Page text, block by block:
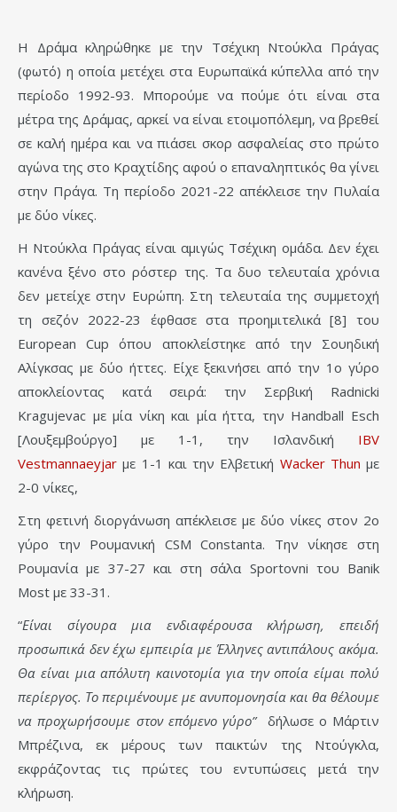
Η Δράμα κληρώθηκε με την Τσέχικη Ντούκλα Πράγας
(φωτό) η οποία μετέχει στα Ευρωπαϊκά κύπελλα από την
περίοδο 1992-93. Μπορούμε να πούμε ότι είναι στα
μέτρα της Δράμας, αρκεί να είναι ετοιμοπόλεμη, να βρεθεί
σε καλή ημέρα και να πιάσει σκορ ασφαλείας στο πρώτο
αγώνα της στο Κραχτίδης αφού ο επαναληπτικός θα γίνει
στην Πράγα. Τη περίοδο 2021-22 απέκλεισε την Πυλαία
με δύο νίκες.
Η Ντούκλα Πράγας είναι αμιγώς Τσέχικη ομάδα. Δεν έχει
κανένα ξένο στο ρόστερ της. Τα δυο τελευταία χρόνια
δεν μετείχε στην Ευρώπη. Στη τελευταία της συμμετοχή
τη σεζόν 2022-23 έφθασε στα προημιτελικά [8] του
European Cup όπου αποκλείστηκε από την Σουηδική
Αλίγκσας με δύο ήττες. Είχε ξεκινήσει από την 1ο γύρο
αποκλείοντας κατά σειρά: την Σερβική Radnicki
Kragujevac με μία νίκη και μία ήττα, την Handball Esch
[Λουξεμβούργο] με 1-1, την Ισλανδική IBV
Vestmannaeyjarμε 1-1 και την Ελβετική Wacker Thun με
2-0 νίκες,
Στη φετινή διοργάνωση απέκλεισε με δύο νίκες στον 2ο
γύρο την Ρουμανική CSM Constanta. Την νίκησε στη
Ρουμανία με 37-27 και στη σάλα Sportovni του Banik
Most με 33-31.
“Είναι σίγουρα μια ενδιαφέρουσα κλήρωση, επειδή
προσωπικά δεν έχω εμπειρία με Έλληνες αντιπάλους ακόμα.
Θα είναι μια απόλυτη καινοτομία για την οποία είμαι πολύ
περίεργος. Το περιμένουμε με ανυπομονησία και θα θέλουμε
να προχωρήσουμε στον επόμενο γύρο” δήλωσε ο Μάρτιν
Μπρέζινα, εκ μέρους των παικτών της Ντούγκλα,
εκφράζοντας τις πρώτες του εντυπώσεις μετά την
κλήρωση.